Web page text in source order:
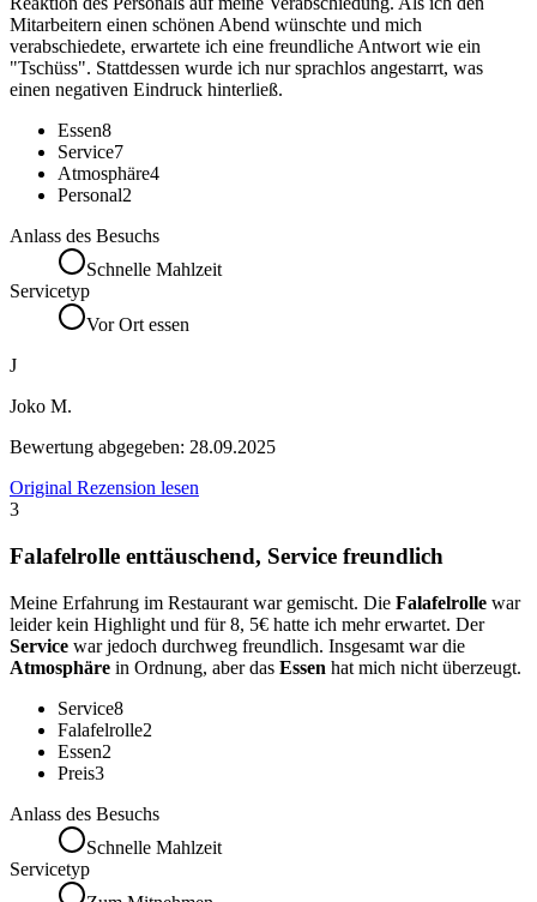
Mitarbeitern einen schönen Abend wünschte und mich
verabschiedete, erwartete ich eine freundliche Antwort wie ein
"Tschüss". Stattdessen wurde ich nur sprachlos angestarrt, was
einen negativen Eindruck hinterließ.
Essen8
Service7
Atmosphäre4
Personal2
Anlass des Besuchs
Schnelle Mahlzeit
Servicetyp
Vor Ort essen
J
Joko M.
Bewertung abgegeben: 28.09.2025
Original Rezension lesen
3
Falafelrolle enttäuschend, Service freundlich
Meine Erfahrung im Restaurant war gemischt. Die Falafelrolle war
leider kein Highlight und für 8, 5€ hatte ich mehr erwartet. Der
Service war jedoch durchweg freundlich. Insgesamt war die
Atmosphäre in Ordnung, aber das Essen hat mich nicht überzeugt.
Service8
Falafelrolle2
Essen2
Preis3
Anlass des Besuchs
Schnelle Mahlzeit
Servicetyp